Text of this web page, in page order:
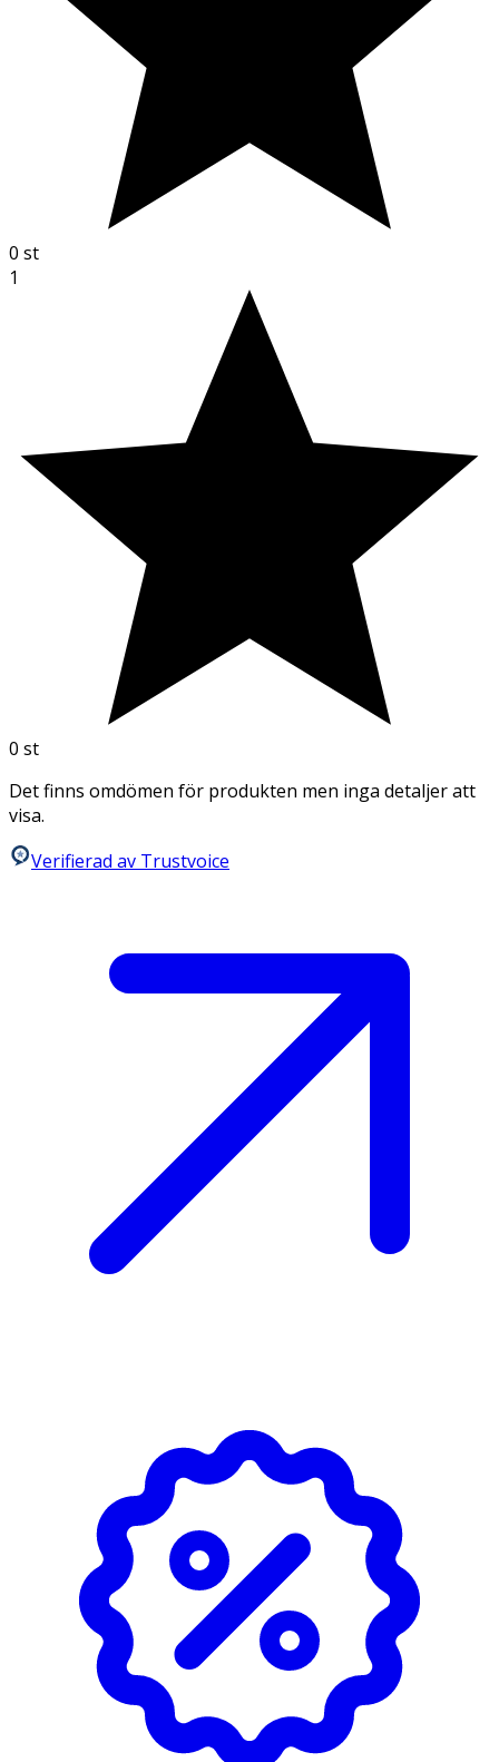
0 st
1
0 st
Det finns omdömen för produkten men inga detaljer att
visa.
Verifierad av Trustvoice